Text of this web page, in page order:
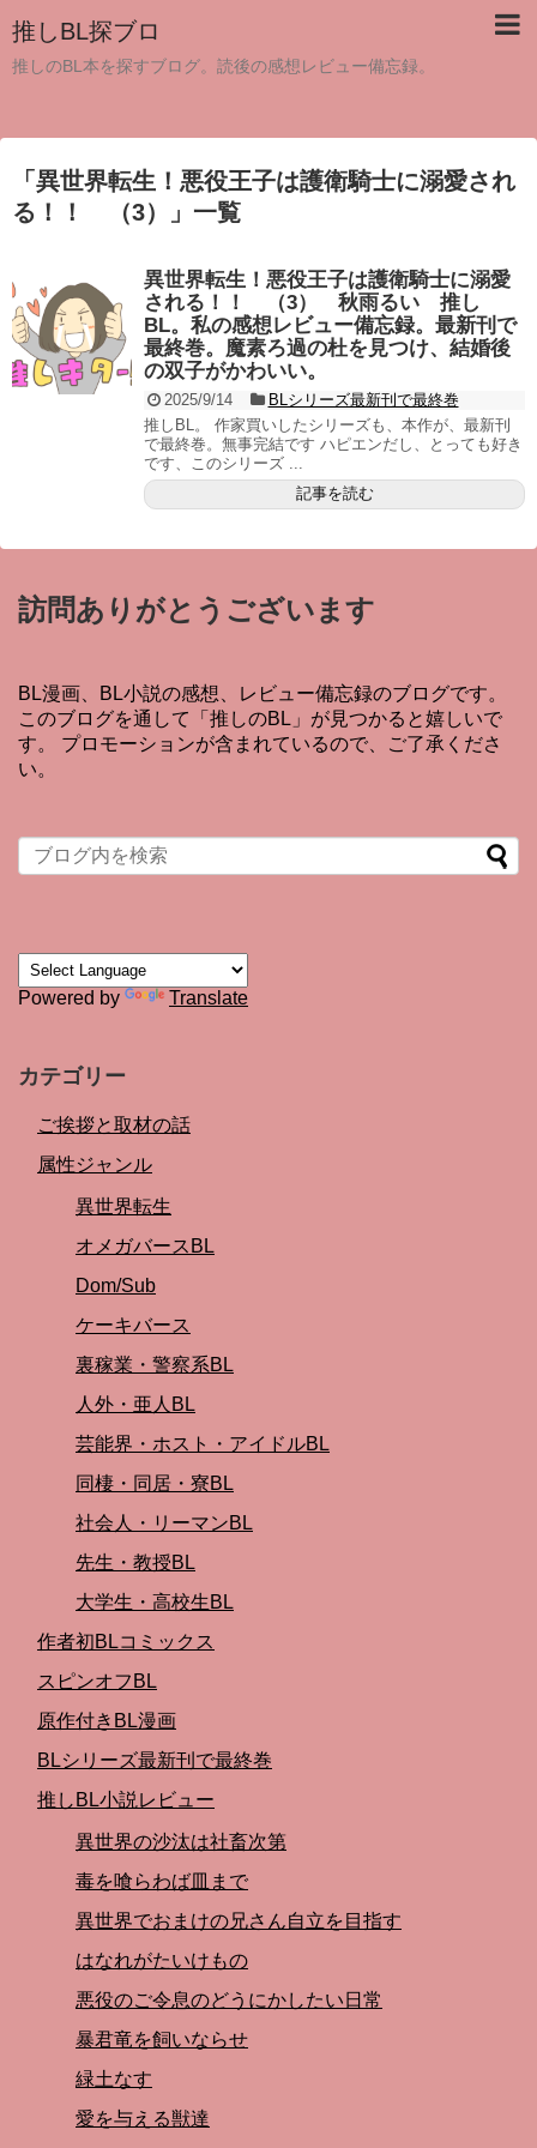
推しBL探ブロ
推しのBL本を探すブログ。読後の感想レビュー備忘録。
「 異世界転生！悪役王子は護衛騎士に溺愛され
る！！ （3）
」 一覧
異世界転生！悪役王子は護衛騎士に溺愛
される！！ （3） 秋雨るい 推し
BL。私の感想レビュー備忘録。最新刊で
最終巻。魔素ろ過の杜を見つけ、結婚後
の双子がかわいい。
2025/9/14
BLシリーズ最新刊で最終巻
推しBL。 作家買いしたシリーズも、本作が、最新刊
で最終巻。無事完結です ハピエンだし、とっても好き
です、このシリーズ ...
記事を読む
訪問ありがとうございます
BL漫画、BL小説の感想、レビュー備忘録のブログです。
このブログを通して「推しのBL」が見つかると嬉しいで
す。 プロモーションが含まれているので、ご了承くださ
い。
Powered by Translate
カテゴリー
ご挨拶と取材の話
属性ジャンル
異世界転生
オメガバースBL
Dom/Sub
ケーキバース
裏稼業・警察系BL
人外・亜人BL
芸能界・ホスト・アイドルBL
同棲・同居・寮BL
社会人・リーマンBL
先生・教授BL
大学生・高校生BL
作者初BLコミックス
スピンオフBL
原作付きBL漫画
BLシリーズ最新刊で最終巻
推しBL小説レビュー
異世界の沙汰は社畜次第
毒を喰らわば皿まで
異世界でおまけの兄さん自立を目指す
はなれがたいけもの
悪役のご令息のどうにかしたい日常
暴君竜を飼いならせ
緑土なす
愛を与える獣達